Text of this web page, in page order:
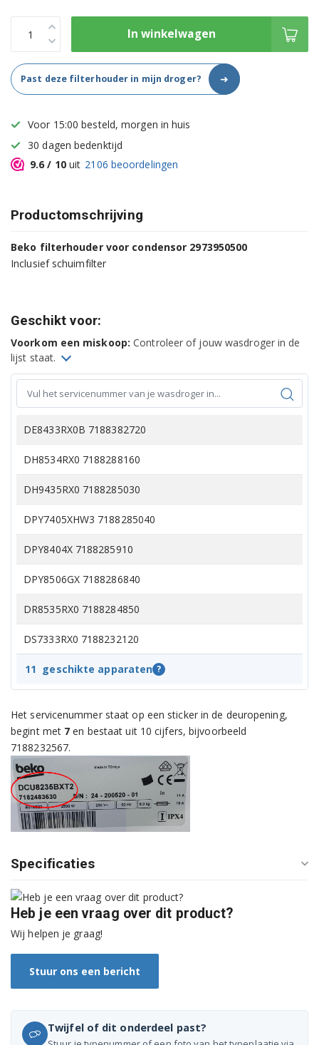
In winkelwagen
Past deze filterhouder in mijn droger? ➜
Voor 15:00 besteld, morgen in huis
30 dagen bedenktijd
9.6 / 10uit 2106 beoordelingen
Productomschrijving
Beko filterhouder voor condensor 2973950500
Inclusief schuimfilter
Geschikt voor:
Voorkom een miskoop: Controleer of jouw wasdroger in de
lijst staat.
DE8433RX0B 7188382720
DH8534RX0 7188288160
DH9435RX0 7188285030
DPY7405XHW3 7188285040
DPY8404X 7188285910
DPY8506GX 7188286840
DR8535RX0 7188284850
DS7333RX0 7188232120
DS7334PX0 7188232800
DS7434RX0 7188232900
11 geschikte apparaten ?
Het servicenummer staat op een sticker in de deuropening,
begint met 7 en bestaat uit 10 cijfers, bijvoorbeeld
7188232567.
Specificaties
Heb je een vraag over dit product?
Wij helpen je graag!
Stuur ons een bericht
Twijfel of dit onderdeel past?